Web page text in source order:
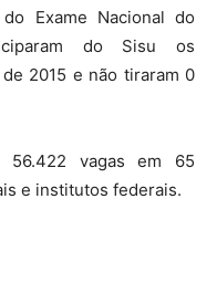
Exame Nacional do
do Sisu os
2015 e não tiraram 0
56.422 vagas em 65
e institutos federais.